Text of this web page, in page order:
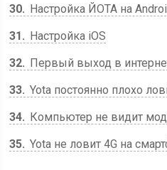
30
Настройка ЙОТА на
31
Настройка iOS
32
Первый выход в
33 Yota постоянно плохо
34
Компьютер не видит
35 Yota не ловит 4G на